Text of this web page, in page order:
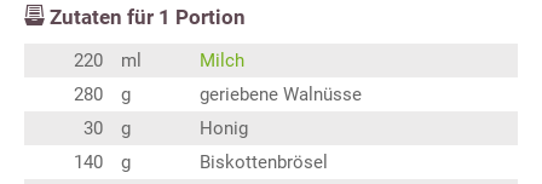
Zutaten für 1 Portion
220 ml
Milch
280
g
geriebene Walnüsse
30
g
Honig
140
g
Biskottenbrösel